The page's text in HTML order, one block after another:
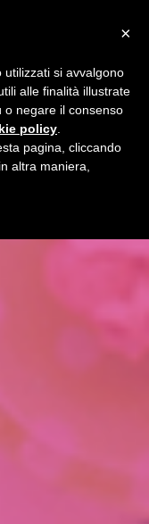
×
si avvalgono
alle finalità illustrate
o negare il consenso
policy
pagina, cliccando
altra maniera,